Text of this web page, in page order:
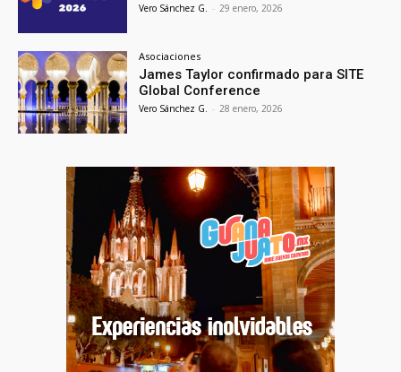
Vero Sánchez G. - 29 enero, 2026
Asociaciones
James Taylor confirmado para SITE
Global Conference
Vero Sánchez G. - 28 enero, 2026